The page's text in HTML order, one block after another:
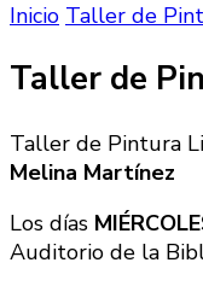
Inicio Taller de
Taller de
Taller de Pintura
Melina Martínez
Los días
Auditorio de la